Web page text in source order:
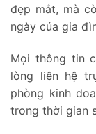
đẹp mắt, mà
ngày của gia
Mọi thông tin
lòng liên hệ
phòng kinh
trong thời gian